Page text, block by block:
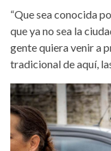
“Que sea conocida
que ya no sea la
gente quiera venir a
tradicional de aquí,